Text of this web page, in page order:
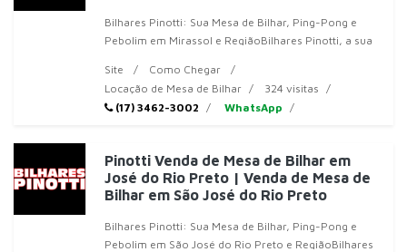
Bilhares Pinotti: Sua Mesa de Bilhar, Ping-Pong e
Pebolim em Mirassol e RegiãoBilhares Pinotti, a sua
Site
Como Chegar
Locação de Mesa de Bilhar
324 visitas
(17) 3462-3002
WhatsApp
Pinotti Venda de Mesa de Bilhar em
José do Rio Preto | Venda de Mesa de
Bilhar em São José do Rio Preto
Bilhares Pinotti: Sua Mesa de Bilhar, Ping-Pong e
Pebolim em São José do Rio Preto e RegiãoBilhares